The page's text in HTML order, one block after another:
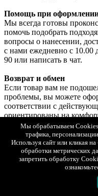
Помощь при оформлении
Мы всегда готовы
помочь подобрать
вопросы о нанесении,
с нами ежедневно с 10.00
90 или написать в чат.
Возврат и обмен
Если товар вам не
проблемы, вы можете
соответствии с
ориентированы на
помочь в решении
Подробные условия
на странице«Возврат и
Показать полностью
Оплата
При любом способе
Мы обрабатываем Cookies
трафика,
Используя сайт или кликая
обработки метрических
запретить обработку